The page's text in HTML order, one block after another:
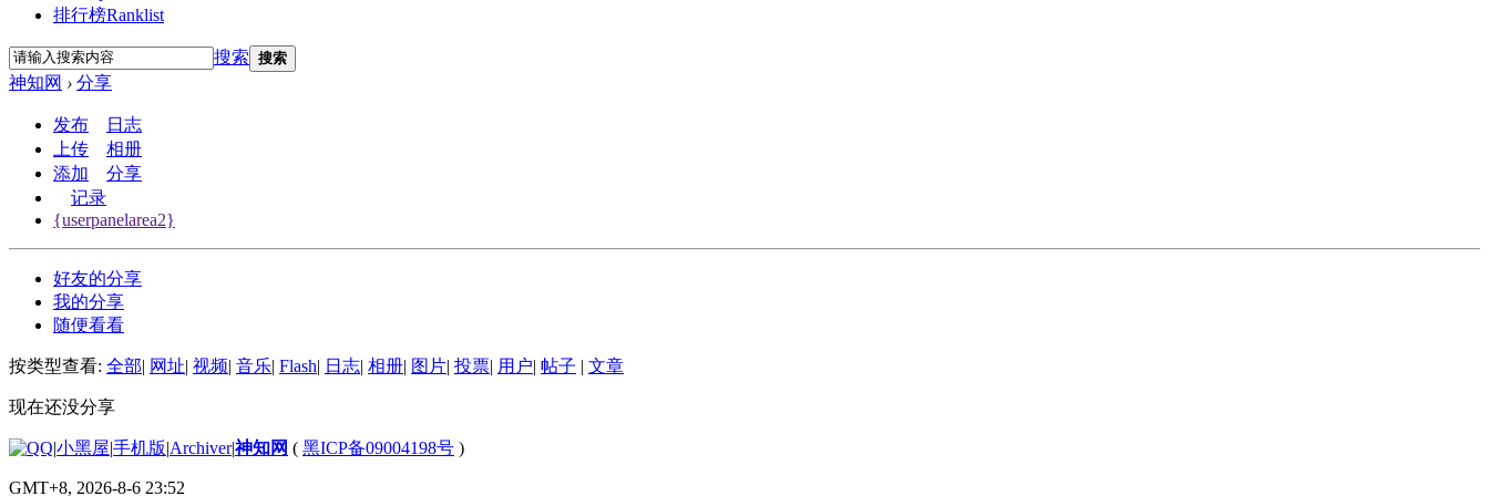
排行榜Ranklist
搜索 搜索
神知网 › 分享
发布
日志
上传
相册
添加
分享
记录
{userpanelarea2}
好友的分享
我的分享
随便看看
按类型查看: 全部| 网址| 视频| 音乐| Flash| 日志| 相册| 图片| 投票| 用户| 帖子 | 文章
现在还没分享
|小黑屋|手机版|Archiver|神知网 ( 黑ICP备09004198号 )
GMT+8, 2026-8-6 23:52